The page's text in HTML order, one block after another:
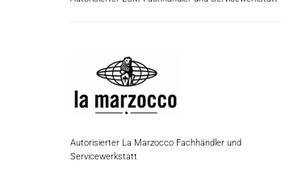
Autorisierter La Marzocco Fachhändler und
Servicewerkstatt